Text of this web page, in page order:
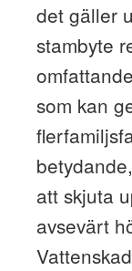
det gäller
stambyte
som kan
att skjuta
avsevärt